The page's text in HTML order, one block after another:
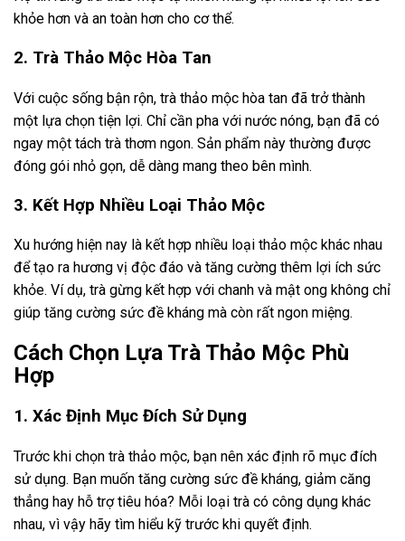
khỏe hơn và an toàn hơn cho cơ thể.
2. Trà Thảo Mộc Hòa Tan
Với cuộc sống bận rộn, trà thảo mộc hòa tan đã trở thành
một lựa chọn tiện lợi. Chỉ cần pha với nước nóng, bạn đã có
ngay một tách trà thơm ngon. Sản phẩm này thường được
đóng gói nhỏ gọn, dễ dàng mang theo bên mình.
3. Kết Hợp Nhiều Loại Thảo Mộc
Xu hướng hiện nay là kết hợp nhiều loại thảo mộc khác nhau
để tạo ra hương vị độc đáo và tăng cường thêm lợi ích sức
khỏe. Ví dụ, trà gừng kết hợp với chanh và mật ong không chỉ
giúp tăng cường sức đề kháng mà còn rất ngon miệng.
Cách Chọn Lựa Trà Thảo Mộc Phù
Hợp
1. Xác Định Mục Đích Sử Dụng
Trước khi chọn trà thảo mộc, bạn nên xác định rõ mục đích
sử dụng. Bạn muốn tăng cường sức đề kháng, giảm căng
thẳng hay hỗ trợ tiêu hóa? Mỗi loại trà có công dụng khác
nhau, vì vậy hãy tìm hiểu kỹ trước khi quyết định.